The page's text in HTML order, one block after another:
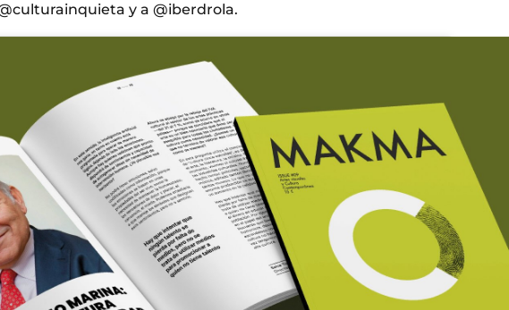
y a @iberdrola.